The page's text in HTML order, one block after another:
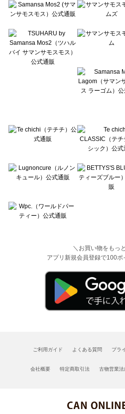
Te chichi（テチチ）の一覧
Te chichi CLASSIC（テチチ クラシック）の一覧
Lugnoncure（ルノンキュール）の一覧
BETTY'S BLUE（べティーズブルー）の一覧
Wpc.（ワールドパーティー）の一覧
＼お買い物をもっ
アプリ新規会員登録で100ポ
ご利用ガイド よくある質問 プラ
会社概要 特定商取引法 古物営業